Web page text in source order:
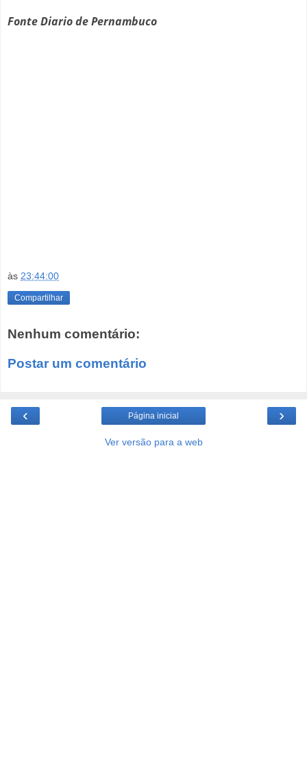
Fonte Diario de Pernambuco
às 23:44:00
Compartilhar
Nenhum comentário:
Postar um comentário
‹ ›
Página inicial
Ver versão para a web